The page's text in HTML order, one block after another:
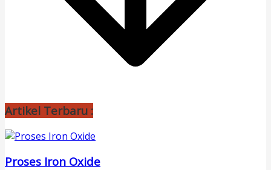
Artikel Terbaru :
Proses Iron Oxide